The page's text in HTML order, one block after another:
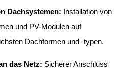
Dachsystemen: Installation von
und PV-Modulen auf
Dachformen und -typen.
das Netz: Sicherer Anschluss